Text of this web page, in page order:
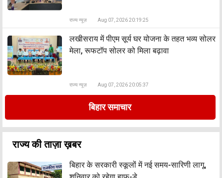
राज्य न्यूज़ Aug 07, 2026 20:19:25
लखीसराय में पीएम सूर्य घर योजना के तहत भव्य सोलर
मेला, रूफटॉप सोलर को मिला बढ़ावा
राज्य न्यूज़ Aug 07, 2026 20:05:37
बिहार समाचार
राज्य की ताज़ा ख़बर
बिहार के सरकारी स्कूलों में नई समय-सारिणी लागू,